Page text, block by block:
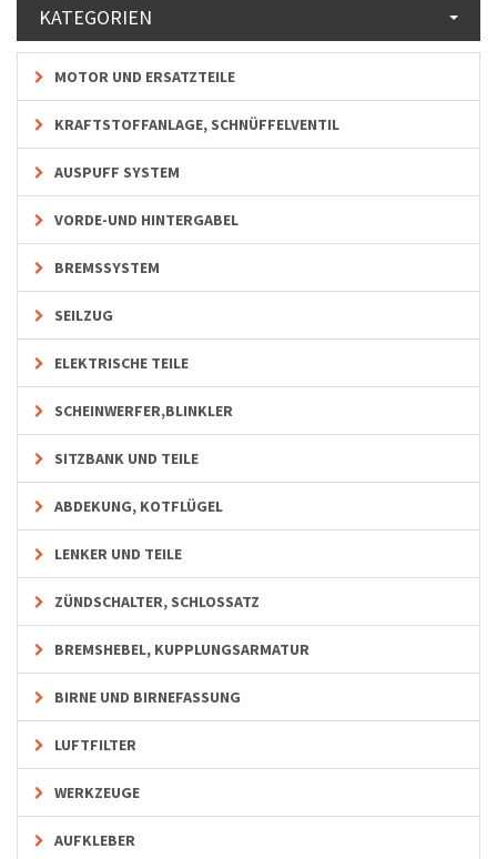
KATEGORIEN
MOTOR UND ERSATZTEILE
KRAFTSTOFFANLAGE, SCHNÜFFELVENTIL
AUSPUFF SYSTEM
VORDE-UND HINTERGABEL
BREMSSYSTEM
SEILZUG
ELEKTRISCHE TEILE
SCHEINWERFER,BLINKLER
SITZBANK UND TEILE
ABDEKUNG, KOTFLÜGEL
LENKER UND TEILE
ZÜNDSCHALTER, SCHLOSSATZ
BREMSHEBEL, KUPPLUNGSARMATUR
BIRNE UND BIRNEFASSUNG
LUFTFILTER
WERKZEUGE
AUFKLEBER